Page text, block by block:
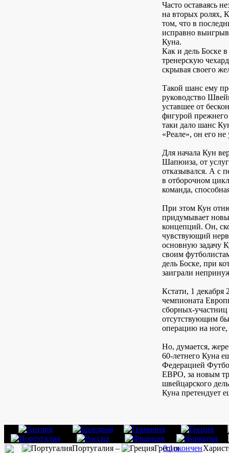
Часто оставаясь
на вторых ролях,
том, что в
исправно
Куна.
Как и дель Боске
тренерскую
скрывая своего
Такой шанс ему
руководство
уставшее от
фигурой
таки дало шанс
«Реале», он его не
Для начала Кун
Шапюиза, от услуг
отказывался. А с
в отборочном
команда,
При этом Кун
придумывает
концепций. Он,
чувствующий
основную задачу
своим
дель Боске, при
заиграли
Кстати, 1 декабря
чемпионата
сборных-
отсутствующим
операцию на
Но, думается,
60-летнего Куна
Федерацией
ЕВРО, за новым
швейцарского
Куна претендует
Португалия – Греция
0:1окончен